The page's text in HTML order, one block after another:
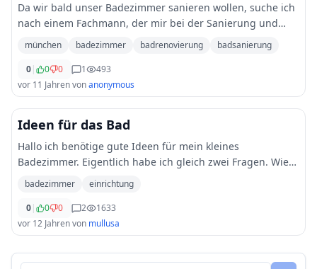
Da wir bald unser Badezimmer sanieren wollen, suche ich
nach einem Fachmann, der mir bei der Sanierung und
Renovierung unseres Badezimmers zur Seite steht. Wir
sind in München Umgebung zu Hause.
münchen badezimmer badrenovierung
badsanierung
0| 0 0 1
493
vor 11 Jahrenvonanonymous
Ideen für das Bad
Hallo ich benötige gute Ideen für mein kleines
Badezimmer. Eigentlich habe ich gleich zwei Fragen. Wie
kann man effektiv 70er Jahre Fliesen übermalen? Wie kann
ich meinem kleinen Bad mehr Stauraum ab
badezimmer
einrichtung
0| 0 0 2
1633
vor 12 Jahrenvon mullusa